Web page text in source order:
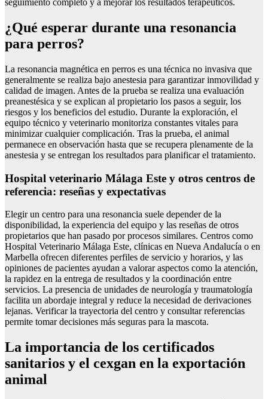
seguimiento completo y a mejorar los resultados terapéuticos.
¿Qué esperar durante una resonancia
para perros?
La resonancia magnética en perros es una técnica no invasiva que
generalmente se realiza bajo anestesia para garantizar inmovilidad y
calidad de imagen. Antes de la prueba se realiza una evaluación
preanestésica y se explican al propietario los pasos a seguir, los
riesgos y los beneficios del estudio. Durante la exploración, el
equipo técnico y veterinario monitoriza constantes vitales para
minimizar cualquier complicación. Tras la prueba, el animal
permanece en observación hasta que se recupera plenamente de la
anestesia y se entregan los resultados para planificar el tratamiento.
Hospital veterinario Málaga Este y otros centros de
referencia: reseñas y expectativas
Elegir un centro para una resonancia suele depender de la
disponibilidad, la experiencia del equipo y las reseñas de otros
propietarios que han pasado por procesos similares. Centros como
Hospital Veterinario Málaga Este, clínicas en Nueva Andalucía o en
Marbella ofrecen diferentes perfiles de servicio y horarios, y las
opiniones de pacientes ayudan a valorar aspectos como la atención,
la rapidez en la entrega de resultados y la coordinación entre
servicios. La presencia de unidades de neurología y traumatología
facilita un abordaje integral y reduce la necesidad de derivaciones
lejanas. Verificar la trayectoria del centro y consultar referencias
permite tomar decisiones más seguras para la mascota.
La importancia de los certificados
sanitarios y el cexgan en la exportación
animal